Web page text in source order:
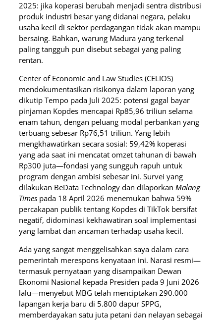
2025: jika koperasi berubah menjadi sentra distribusi
produk industri besar yang didanai negara, pelaku
usaha kecil di sektor perdagangan tidak akan mampu
bersaing. Bahkan, warung Madura yang terkenal
paling tangguh pun disebut sebagai yang paling
rentan.
Center of Economic and Law Studies (CELIOS)
mendokumentasikan risikonya dalam laporan yang
dikutip Tempo pada Juli 2025: potensi gagal bayar
pinjaman Kopdes mencapai Rp85,96 triliun selama
enam tahun, dengan peluang modal perbankan yang
terbuang sebesar Rp76,51 triliun. Yang lebih
mengkhawatirkan secara sosial: 59,42% koperasi
yang ada saat ini mencatat omzet tahunan di bawah
Rp300 juta—fondasi yang sungguh rapuh untuk
program dengan ambisi sebesar ini. Survei yang
dilakukan BeData Technology dan dilaporkan Malang
Times pada 18 April 2026 menemukan bahwa 59%
percakapan publik tentang Kopdes di TikTok bersifat
negatif, didominasi kekhawatiran soal implementasi
yang lambat dan ancaman terhadap usaha kecil.
Ada yang sangat menggelisahkan saya dalam cara
pemerintah merespons kenyataan ini. Narasi resmi—
termasuk pernyataan yang disampaikan Dewan
Ekonomi Nasional kepada Presiden pada 9 Juni 2026
lalu—menyebut MBG telah menciptakan 290.000
lapangan kerja baru di 5.800 dapur SPPG,
memberdayakan satu juta petani dan nelayan sebagai